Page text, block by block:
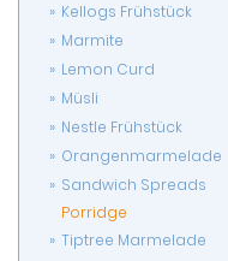
Kellogs Frühstück
Marmite
Lemon Curd
Müsli
Nestle Frühstück
Orangenmarmelade
Sandwich Spreads
Porridge
Tiptree Marmelade